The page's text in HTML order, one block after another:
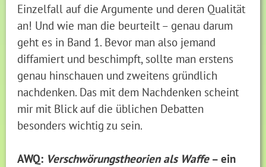
Einzelfall auf die Argumente und deren Qualität
an! Und wie man die beurteilt – genau darum
geht es in Band 1. Bevor man also jemand
diffamiert und beschimpft, sollte man erstens
genau hinschauen und zweitens gründlich
nachdenken. Das mit dem Nachdenken scheint
mir mit Blick auf die üblichen Debatten
besonders wichtig zu sein.
AWQ: Verschwörungstheorien als Waffe– ein